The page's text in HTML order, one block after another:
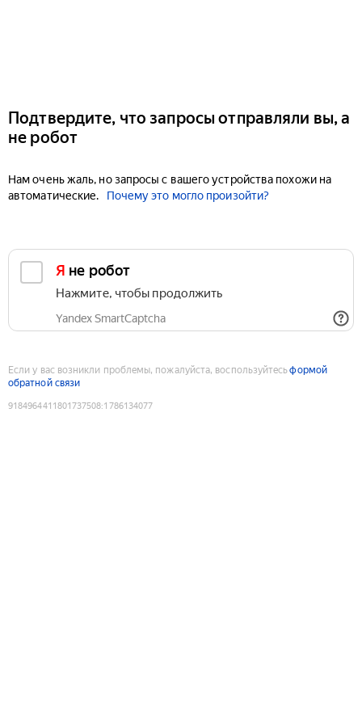
Подтвердите, что запросы отправляли вы, а
не робот
Нам очень жаль, но запросы с вашего устройства похожи на
автоматические.
Почему это могло произойти?
Я не робот
Нажмите, чтобы продолжить
Yandex SmartCaptcha
Если у вас возникли проблемы, пожалуйста, воспользуйтесьформой
обратной связи
9184964411801737508:1786134077